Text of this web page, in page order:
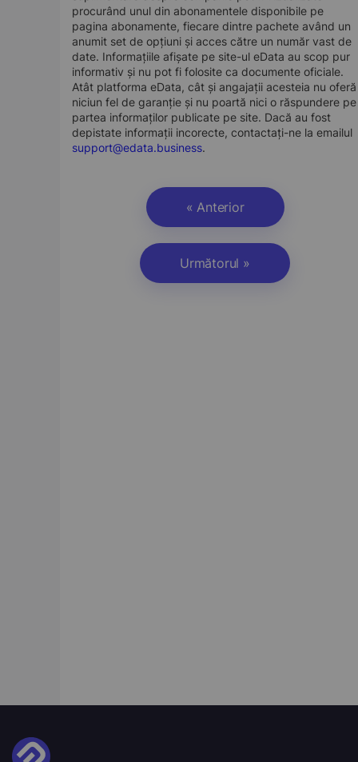
procurând unul din abonamentele disponibile pe
pagina abonamente, fiecare dintre pachete având un
anumit set de opțiuni și acces către un număr vast de
date. Informațiile afișate pe site-ul eData au scop pur
informativ și nu pot fi folosite ca documente oficiale.
Atât platforma eData, cât și angajații acesteia nu oferă
niciun fel de garanție și nu poartă nici o răspundere pe
partea informaților publicate pe site. Dacă au fost
depistate informații incorecte, contactați-ne la emailul
support@edata.business.
« Anterior
Următorul »